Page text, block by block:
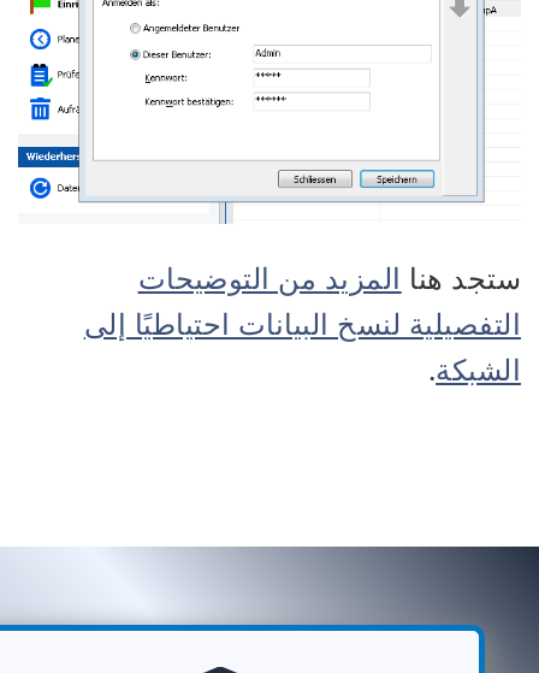
ستجد هنا المزيد من التوضيحات
التفصيلية لنسخ البيانات احتياطيًا إلى
الشبكة.